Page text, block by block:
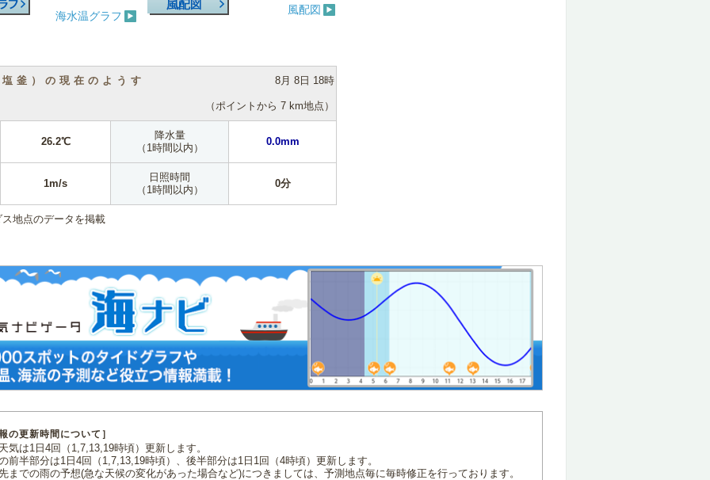
海水温グラフ 風配図
釜）の現在のようす 8月 8日 18時
（ポイントから 7 km地点）
26.2℃
降水量
（1時間以内）
0.0mm
1m/s
日照時間
（1時間以内）
0分
地点のデータを掲載
の更新時間について］
気は1日4回（1,7,13,19時頃）更新します。
前半部分は1日4回（1,7,13,19時頃）、後半部分は1日1回（4時頃）更新します。
までの雨の予想(急な天候の変化があった場合など)につきましては、予測地点毎に毎時修正を行っております。